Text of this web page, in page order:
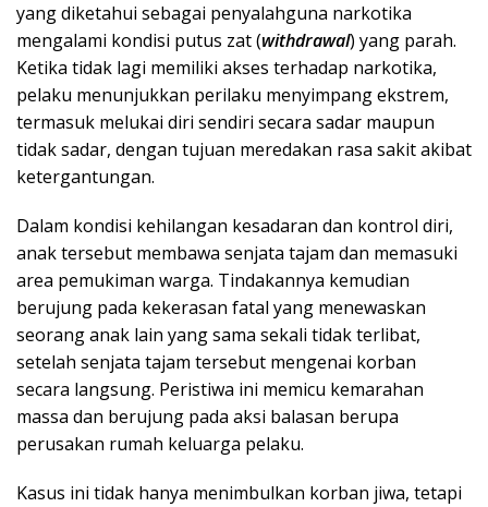
yang diketahui sebagai penyalahguna narkotika
mengalami kondisi putus zat (withdrawal) yang parah.
Ketika tidak lagi memiliki akses terhadap narkotika,
pelaku menunjukkan perilaku menyimpang ekstrem,
termasuk melukai diri sendiri secara sadar maupun
tidak sadar, dengan tujuan meredakan rasa sakit akibat
ketergantungan.
Dalam kondisi kehilangan kesadaran dan kontrol diri,
anak tersebut membawa senjata tajam dan memasuki
area pemukiman warga. Tindakannya kemudian
berujung pada kekerasan fatal yang menewaskan
seorang anak lain yang sama sekali tidak terlibat,
setelah senjata tajam tersebut mengenai korban
secara langsung. Peristiwa ini memicu kemarahan
massa dan berujung pada aksi balasan berupa
perusakan rumah keluarga pelaku.
Kasus ini tidak hanya menimbulkan korban jiwa, tetapi